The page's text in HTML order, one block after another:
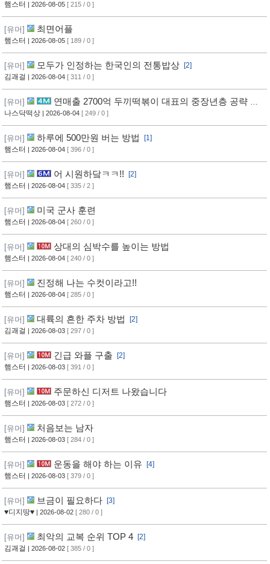
햄스터 | 2026-08-05 [ 215 / 0 ]
[유머] 최면어플
햄스터 | 2026-08-05 [ 189 / 0 ]
[유머] 모두가 인정하는 한국인의 전통밥상
[2]
김괘걸
| 2026-08-04 [ 311 / 0 ]
[유머]
연매출 2700억 두끼떡볶이 대표의 중장년층 공략 방
법
나스닥떡상 | 2026-08-04 [ 249 / 0 ]
[유머] 하루에 500만원 버는 방법
[1]
햄스터
| 2026-08-04 [ 396 / 0 ]
[유머] 어 시원하닼ㅋㅋ!!
[2]
햄스터
| 2026-08-04 [ 335 / 2 ]
[유머] 미국 군사 훈련
햄스터 | 2026-08-04 [ 260 / 0 ]
[유머] 상대의 심박수를 높이는 방법
햄스터 | 2026-08-04 [ 240 / 0 ]
[유머] 진정해 나는 수컷이라고!!
햄스터 | 2026-08-04 [ 285 / 0 ]
[유머] 대륙의 흔한 주차 방법
[2]
김괘걸
| 2026-08-03 [ 297 / 0 ]
[유머] 긴급 와플 구출
[2]
햄스터
| 2026-08-03 [ 391 / 0 ]
[유머] 주문하신 디저트 나왔습니다
햄스터 | 2026-08-03 [ 272 / 0 ]
[유머] 처음보는 남자
햄스터 | 2026-08-03 [ 284 / 0 ]
[유머] 운동을 해야 하는 이유
[4]
햄스터
| 2026-08-03 [ 379 / 0 ]
[유머] 브금이 필요하다
[3]
♥디지땅♥ | 2026-08-02 [ 280 / 0 ]
[유머] 최악의 교복 순위 TOP 4
[2]
김괘걸
| 2026-08-02 [ 385 / 0 ]